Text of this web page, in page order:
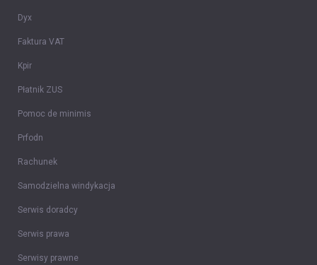
Dyx
Faktura VAT
Kpir
Płatnik ZUS
Pomoc de minimis
Prfodn
Rachunek
Samodzielna windykacja
Serwis doradcy
Serwis prawa
Serwisy prawne